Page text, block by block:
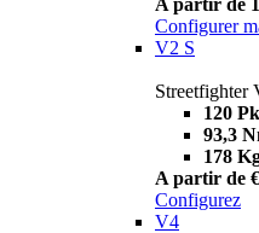
Configurer
V2 S
Streetfighter
120 Pk
93,3
178
A partir de
Configurez
V4